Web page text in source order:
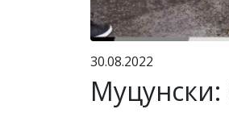
30.08.2022
Муцунски: